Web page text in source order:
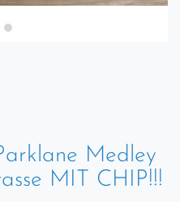
Medley
MIT CHIP!!!